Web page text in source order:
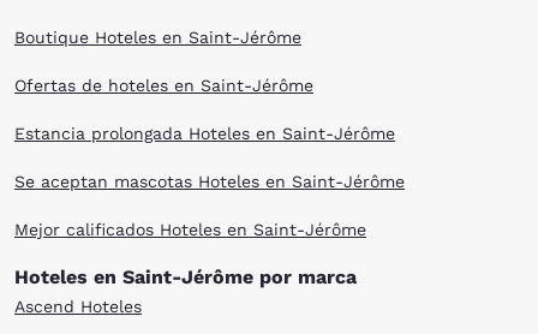
Boutique Hoteles en Saint-Jérôme
Ofertas de hoteles en Saint-Jérôme
Estancia prolongada Hoteles en Saint-Jérôme
Se aceptan mascotas Hoteles en Saint-Jérôme
Mejor calificados Hoteles en Saint-Jérôme
Hoteles en Saint-Jérôme por marca
Ascend Hoteles